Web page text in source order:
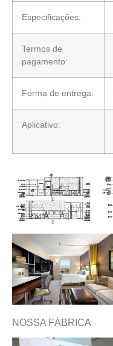
Especificações:
Termos de
pagamento:
Forma de entrega:
Aplicativo:
NOSSA FÁBRICA